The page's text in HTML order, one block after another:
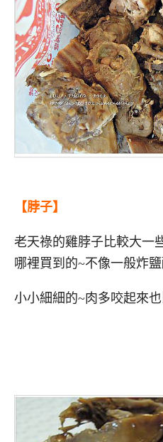
【脖子】
老天祿的雞脖子比較大一
哪裡買到的~不像一般炸
小小細細的~肉多咬起來